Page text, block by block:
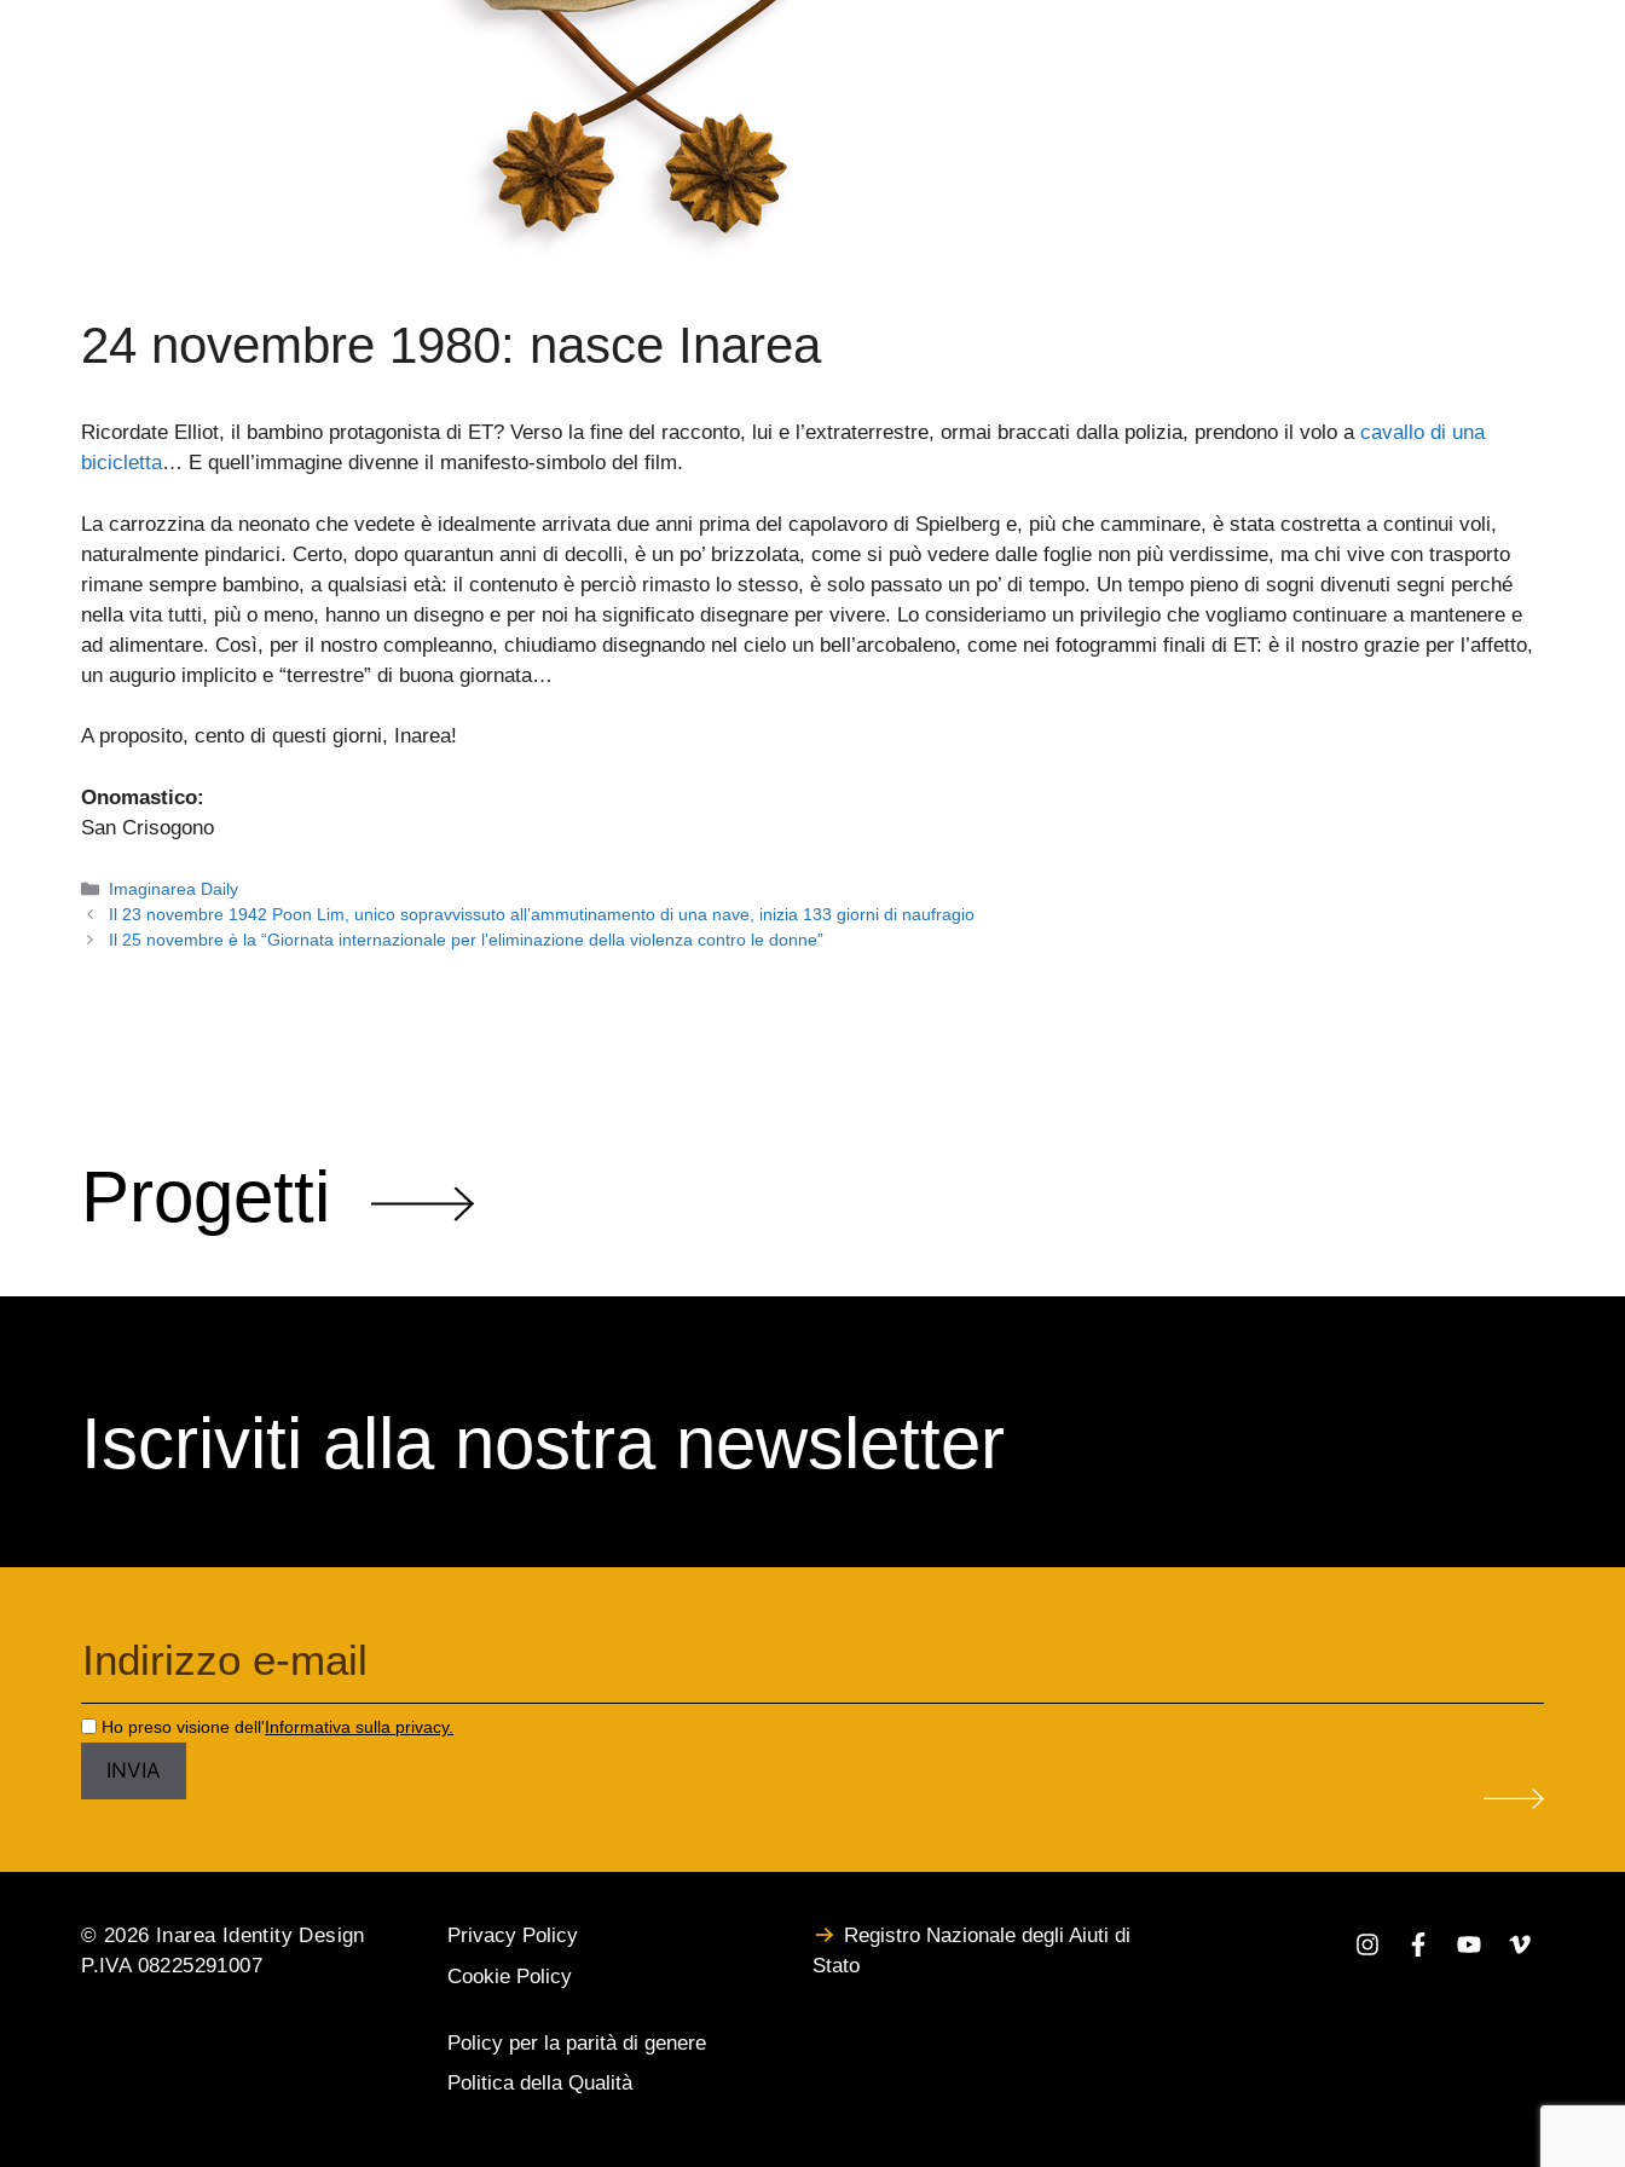
24 novembre 1980: nasce Inarea
Ricordate Elliot, il bambino protagonista di ET? Verso la fine del racconto, lui e l’extraterrestre, ormai braccati dalla polizia, prendono il volo acavallo di una
bicicletta… E quell’immagine divenne il manifesto-simbolo del film.
La carrozzina da neonato che vedete è idealmente arrivata due anni prima del capolavoro di Spielberg e, più che camminare, è stata costretta a continui voli,
naturalmente pindarici. Certo, dopo quarantun anni di decolli, è un po’ brizzolata, come si può vedere dalle foglie non più verdissime, ma chi vive con trasporto
rimane sempre bambino, a qualsiasi età: il contenuto è perciò rimasto lo stesso, è solo passato un po’ di tempo. Un tempo pieno di sogni divenuti segni perché
nella vita tutti, più o meno, hanno un disegno e per noi ha significato disegnare per vivere. Lo consideriamo un privilegio che vogliamo continuare a mantenere e
ad alimentare. Così, per il nostro compleanno, chiudiamo disegnando nel cielo un bell’arcobaleno, come nei fotogrammi finali di ET: è il nostro grazie per l’affetto,
un augurio implicito e “terrestre” di buona giornata…
A proposito, cento di questi giorni, Inarea!
Onomastico:
San Crisogono
Categorie
Imaginarea Daily
Il 23 novembre 1942 Poon Lim, unico sopravvissuto all’ammutinamento di una nave, inizia 133 giorni di naufragio
Il 25 novembre è la “Giornata internazionale per l’eliminazione della violenza contro le donne”
Progetti
Iscriviti alla nostra newsletter
Ho preso visione dell'Informativa sulla privacy.
© 2026 Inarea Identity Design
P.IVA 08225291007
Privacy Policy
Cookie Policy
Policy per la parità di genere
Politica della Qualità
Registro Nazionale degli Aiuti di
Stato